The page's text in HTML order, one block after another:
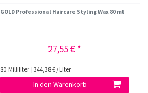
GOLD Professional Haircare Styling Wax 80 ml
27,55 € *
80 Milliliter | 344,38 € / Liter
In den Warenkorb